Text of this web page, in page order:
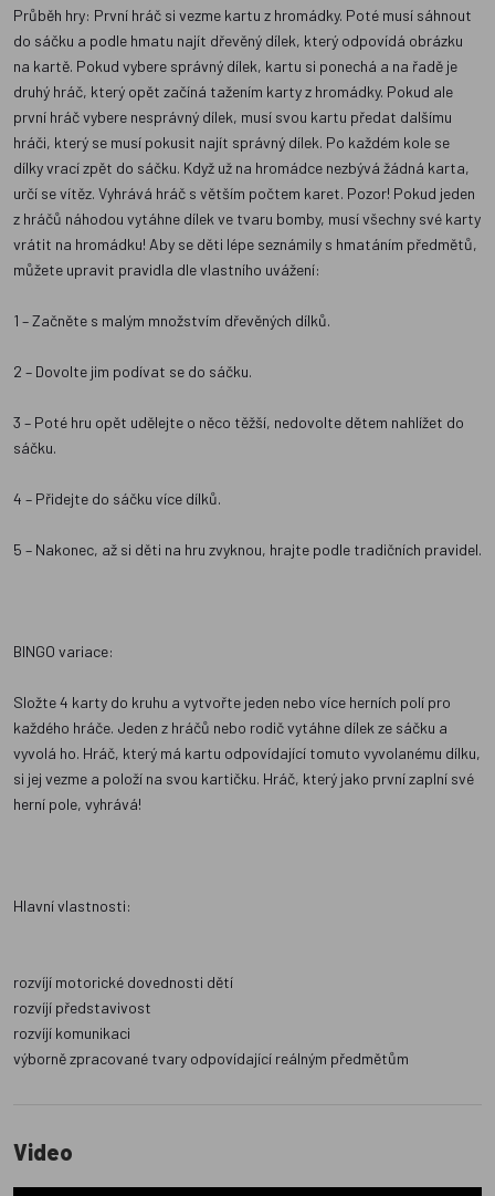
Průběh hry: První hráč si vezme kartu z hromádky. Poté musí sáhnout
do sáčku a podle hmatu najít dřevěný dílek, který odpovídá obrázku
na kartě. Pokud vybere správný dílek, kartu si ponechá a na řadě je
druhý hráč, který opět začíná tažením karty z hromádky. Pokud ale
první hráč vybere nesprávný dílek, musí svou kartu předat dalšímu
hráči, který se musí pokusit najít správný dílek. Po každém kole se
dílky vrací zpět do sáčku. Když už na hromádce nezbývá žádná karta,
určí se vítěz. Vyhrává hráč s větším počtem karet. Pozor! Pokud jeden
z hráčů náhodou vytáhne dílek ve tvaru bomby, musí všechny své karty
vrátit na hromádku! Aby se děti lépe seznámily s hmatáním předmětů,
můžete upravit pravidla dle vlastního uvážení:
1 – Začněte s malým množstvím dřevěných dílků.
2 – Dovolte jim podívat se do sáčku.
3 – Poté hru opět udělejte o něco těžší, nedovolte dětem nahlížet do
sáčku.
4 – Přidejte do sáčku více dílků.
5 – Nakonec, až si děti na hru zvyknou, hrajte podle tradičních pravidel.
BINGO variace:
Složte 4 karty do kruhu a vytvořte jeden nebo více herních polí pro
každého hráče. Jeden z hráčů nebo rodič vytáhne dílek ze sáčku a
vyvolá ho. Hráč, který má kartu odpovídající tomuto vyvolanému dílku,
si jej vezme a položí na svou kartičku. Hráč, který jako první zaplní své
herní pole, vyhrává!
Hlavní vlastnosti:
rozvíjí motorické dovednosti dětí
rozvíjí představivost
rozvíjí komunikaci
výborně zpracované tvary odpovídající reálným předmětům
Video